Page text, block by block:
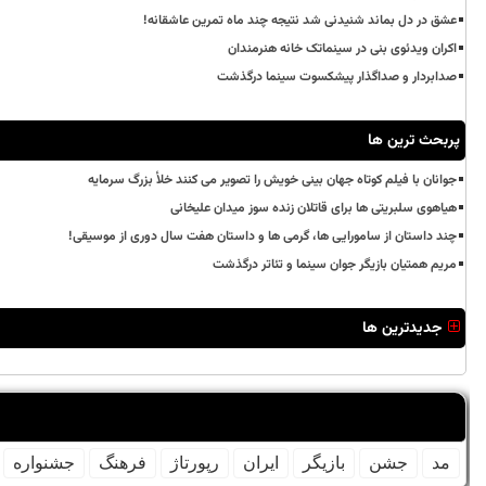
عشق در دل بماند شنیدنی شد نتیجه چند ماه تمرین عاشقانه!
اکران ویدئوی بنی در سینماتک خانه هنرمندان
صدابردار و صداگذار پیشکسوت سینما درگذشت
پربحث ترین ها
جوانان با فیلم کوتاه جهان بینی خویش را تصویر می کنند خلأ بزرگ سرمایه
هیاهوی سلبریتی ها برای قاتلان زنده سوز میدان علیخانی
چند داستان از سامورایی ها، گرمی ها و داستان هفت سال دوری از موسیقی!
مریم همتیان بازیگر جوان سینما و تئاتر درگذشت
جدیدترین ها
مد جشن بازیگر ایران رپورتاژ فرهنگ جشنواره